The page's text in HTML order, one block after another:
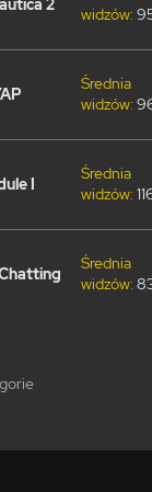
widzów:
Średnia
widzów:
I
Średnia
widzów:
Średnia
widzów: